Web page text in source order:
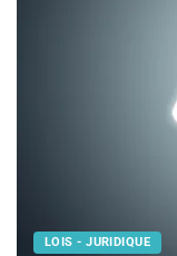
LOIS - JURIDIQUE